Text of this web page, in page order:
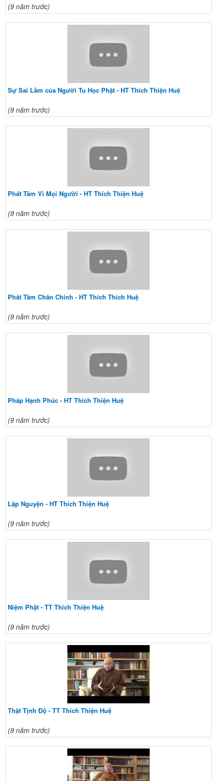
(9 năm trước)
Sự Sai Lầm của Người Tu Học Phật - HT Thích Thiện Huệ
(9 năm trước)
Phát Tâm Vì Mọi Người - HT Thích Thiện Huệ
(9 năm trước)
Phát Tâm Chân Chính - HT Thích Thích Huệ
(9 năm trước)
Pháp Hạnh Phúc - HT Thích Thiện Huệ
(9 năm trước)
Lập Nguyện - HT Thích Thiện Huệ
(9 năm trước)
Niệm Phật - TT Thích Thiện Huệ
(9 năm trước)
Thật Tịnh Độ - TT Thích Thiện Huệ
(9 năm trước)